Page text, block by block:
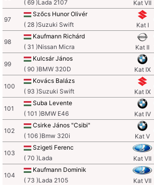
( 69 )Lada 2107
Kat VII
97
Szőcs Hunor Olivér
( 28 )Suzuki Swift
Kat I
98
Kaufmann Richárd
( 31 )Nissan Micra
Kat II
99
Kulcsár János
( 90 )BMW 320D
Kat IX
100
Kovács Balázs
( 93 )Suzuki Swift
Kat IX
101
Suba Levente
( 101 )BMW E46
Kat IV
102
Csirke János "Csibi"
( 106 )Bmw 320i
Kat V
103
Szigeti Ferenc
( 70 )Lada
Kat VII
104
Kaufmann Dominik
( 73 )Lada 2105
Kat VII